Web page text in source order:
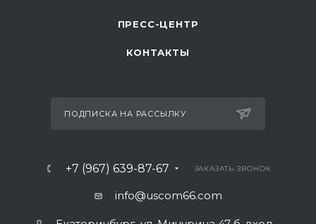
ПРЕСС-ЦЕНТР
КОНТАКТЫ
ПОДПИСКА НА РАССЫЛКУ
+7 (967) 639-87-67 ЗАКАЗАТЬ ЗВОНОК
info@uscom66.com